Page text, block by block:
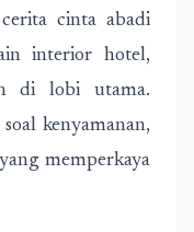
cinta abadi
interior hotel,
di lobi utama.
kenyamanan,
memperkaya